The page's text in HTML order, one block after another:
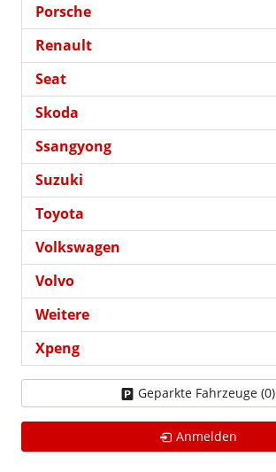
Porsche
Renault
Seat
Skoda
Ssangyong
Suzuki
Toyota
Volkswagen
Volvo
Weitere
Xpeng
Geparkte Fahrzeuge (0)
Anmelden